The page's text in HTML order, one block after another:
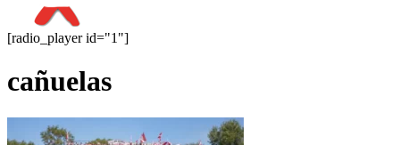
[radio_player id="1"]
cañuelas